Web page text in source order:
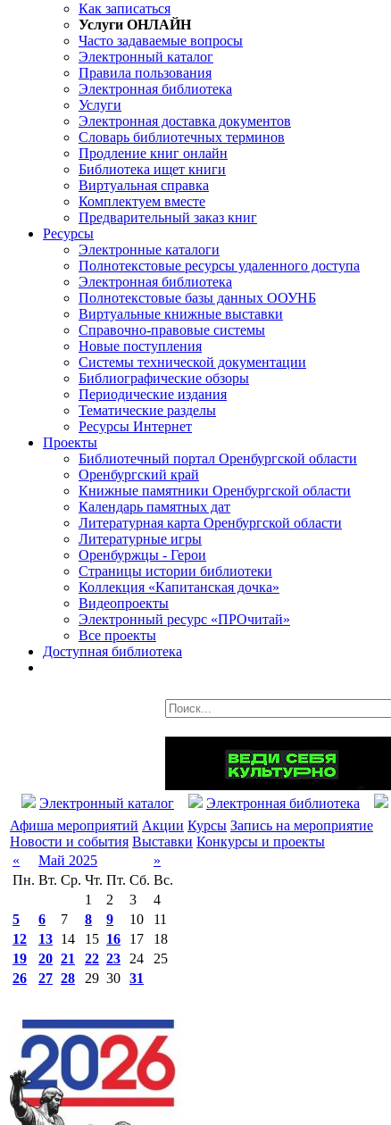
Как записаться
Услуги ОНЛАЙН
Часто задаваемые вопросы
Электронный каталог
Правила пользования
Электронная библиотека
Услуги
Электронная доставка документов
Словарь библиотечных терминов
Продление книг онлайн
Библиотека ищет книги
Виртуальная справка
Комплектуем вместе
Предварительный заказ книг
Ресурсы
Электронные каталоги
Полнотекстовые ресурсы удаленного доступа
Электронная библиотека
Полнотекстовые базы данных ООУНБ
Виртуальные книжные выставки
Справочно-правовые системы
Новые поступления
Cистемы технической документации
Библиографические обзоры
Периодические издания
Тематические разделы
Ресурсы Интернет
Проекты
Библиотечный портал Оренбургской области
Оренбургский край
Книжные памятники Оренбургской области
Календарь памятных дат
Литературная карта Оренбургской области
Литературные игры
Оренбуржцы - Герои
Страницы истории библиотеки
Коллекция «Капитанская дочка»
Видеопроекты
Электронный ресурс «ПРОчитай»
Все проекты
Доступная библиотека
Электронный каталог Электронная библиотека
Афиша мероприятий Акции Курсы Запись на мероприятие
Новости и события Выставки Конкурсы и проекты
«
Май 2025
»
Пн. Вт. Ср. Чт. Пт. Сб. Вс.
1
2 3
4
5
6 7 8 9 10
11
12
13 14 15 16 17
18
19
20 21 22 23 24
25
26
27 28 29 30 31